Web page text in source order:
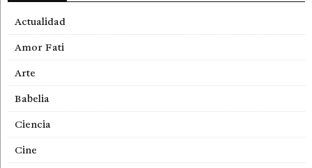
Actualidad
Amor Fati
Arte
Babelia
Ciencia
Cine